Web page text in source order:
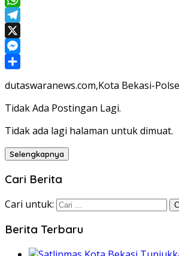
WhatsApp
Telegram
X
Messenger
dutaswaranews.com,Kota Bekasi-
Tidak Ada Postingan Lagi.
Tidak ada lagi halaman untuk dimuat.
Selengkapnya
Cari Berita
Cari untuk:
Berita Terbaru